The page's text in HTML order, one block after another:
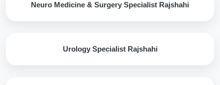
Neuro Medicine & Surgery Specialist Rajshahi
Urology Specialist Rajshahi